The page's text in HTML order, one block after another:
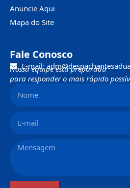
Anuncie Aqui
Mapa do Site
Fale Conosco
E-mail:
Nossa equipe está preparada
para responder o mais rápido